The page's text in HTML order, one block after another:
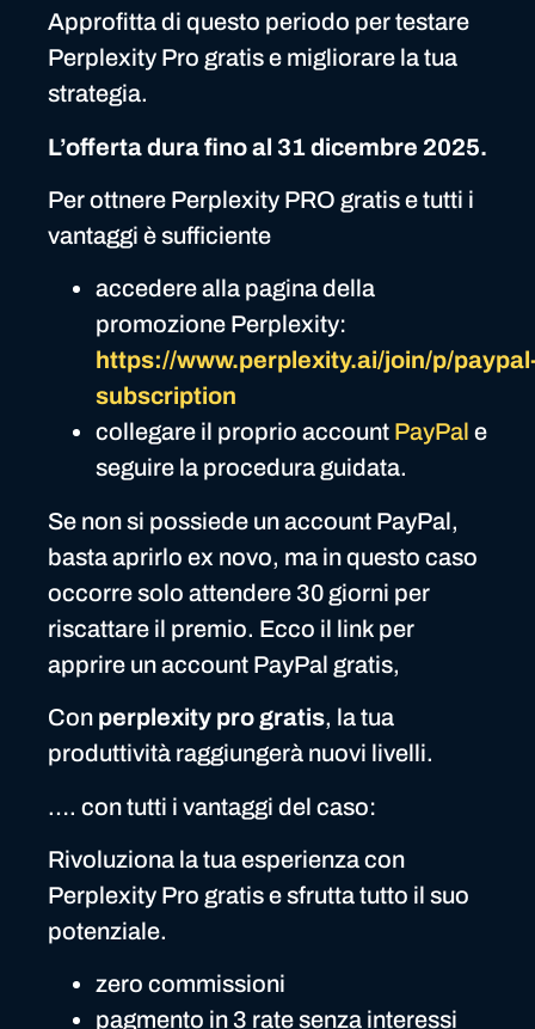
Approfitta di questo periodo per testare
Perplexity Pro gratis e migliorare la tua
strategia.
L’offerta dura fino al 31 dicembre 2025.
Per ottnere Perplexity PRO gratis e tutti i
vantaggi è sufficiente
accedere alla pagina della
promozione Perplexity:
https://www.perplexity.ai/join/p/
subscription
collegare il proprio account PayPal e
seguire la procedura guidata.
Se non si possiede un account PayPal,
basta aprirlo ex novo, ma in questo caso
occorre solo attendere 30 giorni per
riscattare il premio. Ecco il link per
apprire un account PayPal gratis,
Con perplexity pro gratis, la tua
produttività raggiungerà nuovi livelli.
…. con tutti i vantaggi del caso:
Rivoluziona la tua esperienza con
Perplexity Pro gratis e sfrutta tutto il suo
potenziale.
zero commissioni
pagmento in 3 rate senza interessi